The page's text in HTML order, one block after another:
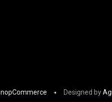
nopCommerce Designed by